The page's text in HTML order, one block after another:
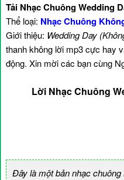
Tải Nhạc Chuông Wedding
Thể loại: Nhạc Chuông
Giới thiệu: Wedding Day
thanh không lời mp3 cực hay
động. Xin mời các bạn cùng
Lời Nhạc Chuông
Đây là một bản nhạc